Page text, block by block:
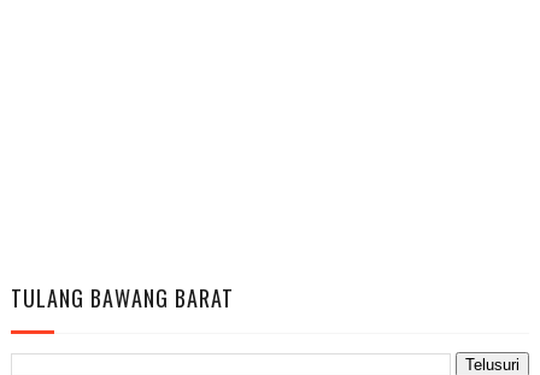
TULANG BAWANG BARAT